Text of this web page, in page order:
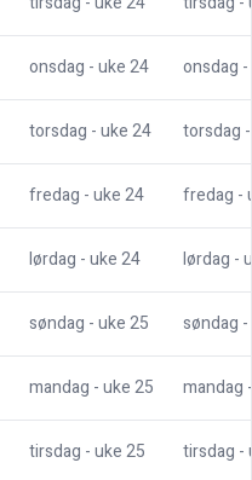
onsdag - uke24 onsdag
torsdag - uke24 torsdag
fredag - uke24 fredag -
lørdag - uke24 lørdag -
søndag - uke25 søndag
mandag - uke25 mandag
tirsdag - uke25 tirsdag -